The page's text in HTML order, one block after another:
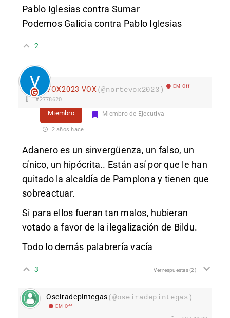
Pablo Iglesias contra Sumar
Podemos Galicia contra Pablo Iglesias
2
VOX2023 VOX (@nortevox2023) EM Off
#2778620
Miembro Miembro de Ejecutiva
2 años hace
Adanero es un sinvergüenza, un falso, un
cínico, un hipócrita.. Están así por que le han
quitado la alcaldía de Pamplona y tienen que
sobreactuar.
Si para ellos fueran tan malos, hubieran
votado a favor de la ilegalización de Bildu.
Todo lo demás palabrería vacía
3 Ver respuestas(2)
Oseiradepintegas(@oseiradepintegas)
EM Off